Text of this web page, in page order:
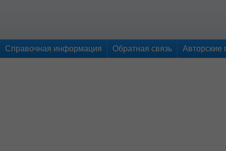
Справочная информация Обратная связь Авторские